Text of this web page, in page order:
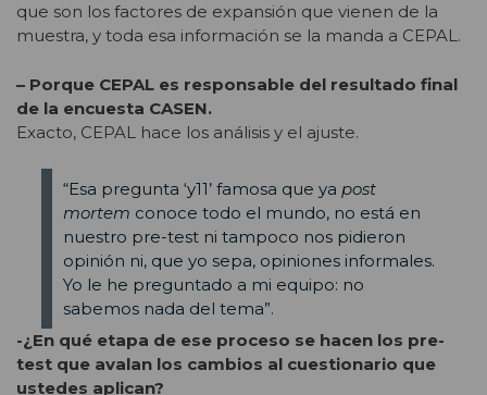
que son los factores de expansión que vienen de la
muestra, y toda esa información se la manda a CEPAL.
– Porque CEPAL es responsable del resultado final
de la encuesta CASEN.
Exacto, CEPAL hace los análisis y el ajuste.
“Esa pregunta ‘y11’ famosa que ya post
mortem conoce todo el mundo, no está en
nuestro pre-test ni tampoco nos pidieron
opinión ni, que yo sepa, opiniones informales.
Yo le he preguntado a mi equipo: no
sabemos nada del tema”.
-¿En qué etapa de ese proceso se hacen los pre-
test que avalan los cambios al cuestionario que
ustedes aplican?